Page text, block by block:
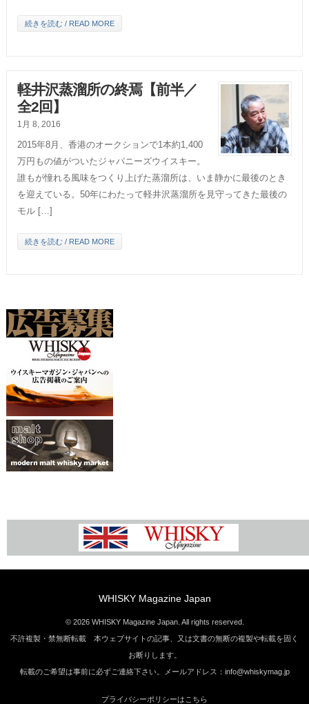
続きを読む / READ MORE
軽井沢蒸溜所の終焉【前半／
全2回】
1月 8, 2016
2015年8月、香港のオークションで1本約1,400
万円もの値がついたジャパニーズウイスキー。
誰もが憧れる風味をつくり上げた蒸溜所は、いま静かに最後のとき
を迎えている。50年にわたって軽井沢蒸溜所を見守ってきた最後の
モル […]
続きを読む / READ MORE
WHISKY Magazine Japan
© 2026 WHISKY Magazine Japan. All rights reserved.
不許複製・禁無断転載 本ウェブサイトの記事、又は文書の無断の複製や転載を固く
お断りします。
転載のご希望は事前に必ずご連絡下さい。メールアドレス：info@whiskymag.jp
プライバシーポリシーはこちら